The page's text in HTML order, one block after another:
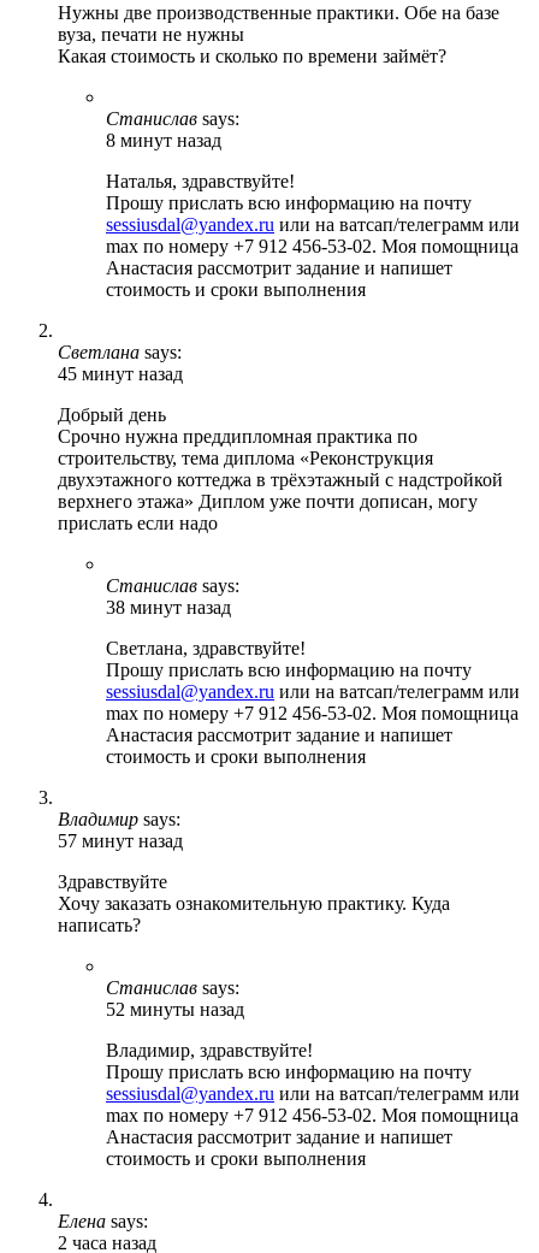
Нужны две производственные практики. Обе на базе
вуза, печати не нужны
Какая стоимость и сколько по времени займёт?
Станислав says:
8 минут назад
Наталья, здравствуйте!
Прошу прислать всю информацию на почту
sessiusdal@yandex.ru или на ватсап/телеграмм или
max по номеру +7 912 456-53-02. Моя помощница
Анастасия рассмотрит задание и напишет
стоимость и сроки выполнения
Светлана says:
45 минут назад
Добрый день
Срочно нужна преддипломная практика по
строительству, тема диплома «Реконструкция
двухэтажного коттеджа в трёхэтажный с надстройкой
верхнего этажа» Диплом уже почти дописан, могу
прислать если надо
Станислав says:
38 минут назад
Светлана, здравствуйте!
Прошу прислать всю информацию на почту
sessiusdal@yandex.ru или на ватсап/телеграмм или
max по номеру +7 912 456-53-02. Моя помощница
Анастасия рассмотрит задание и напишет
стоимость и сроки выполнения
Владимир says:
57 минут назад
Здравствуйте
Хочу заказать ознакомительную практику. Куда
написать?
Станислав says:
52 минуты назад
Владимир, здравствуйте!
Прошу прислать всю информацию на почту
sessiusdal@yandex.ru или на ватсап/телеграмм или
max по номеру +7 912 456-53-02. Моя помощница
Анастасия рассмотрит задание и напишет
стоимость и сроки выполнения
Елена says:
2 часа назад